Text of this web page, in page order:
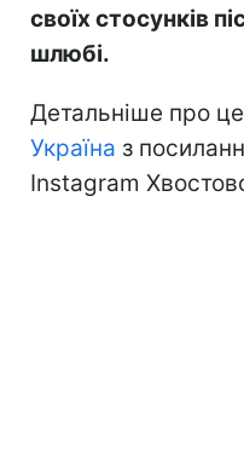
своїх стосунків
шлюбі.
Детальніше про
Україна з
Instagram